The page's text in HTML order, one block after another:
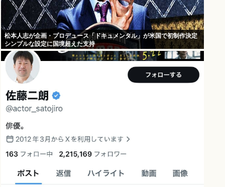
松本人志が企画・プロデュース「ドキュメンタル」が米国で初制作決定
シンプルな設定に国境超えた支持